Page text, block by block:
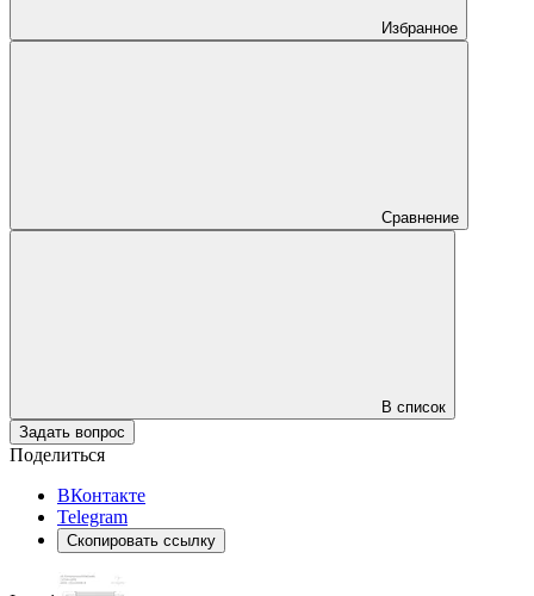
Избранное
Сравнение
В список
Задать вопрос
Поделиться
ВКонтакте
Telegram
Скопировать ссылку